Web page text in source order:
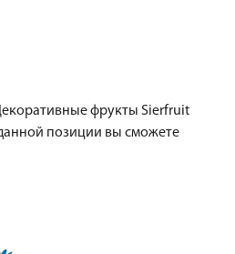
фрукты Sierfruit
позиции вы сможете